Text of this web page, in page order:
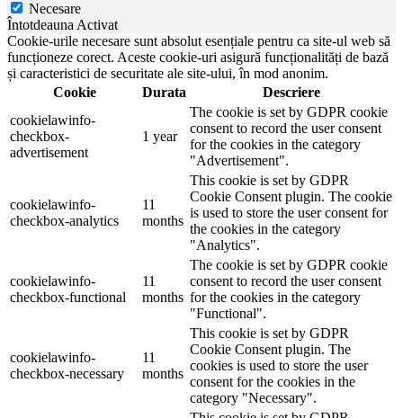
Necesare
Întotdeauna Activat
Cookie-urile necesare sunt absolut esențiale pentru ca site-ul web să
funcționeze corect. Aceste cookie-uri asigură funcționalități de bază
și caracteristici de securitate ale site-ului, în mod anonim.
Cookie
Durata
Descriere
cookielawinfo-
checkbox-
advertisement
1 year
The cookie is set by GDPR cookie
consent to record the user consent
for the cookies in the category
"Advertisement".
cookielawinfo-
checkbox-analytics
11
months
This cookie is set by GDPR
Cookie Consent plugin. The cookie
is used to store the user consent for
the cookies in the category
"Analytics".
cookielawinfo-
checkbox-functional
11
months
The cookie is set by GDPR cookie
consent to record the user consent
for the cookies in the category
"Functional".
cookielawinfo-
checkbox-necessary
11
months
This cookie is set by GDPR
Cookie Consent plugin. The
cookies is used to store the user
consent for the cookies in the
category "Necessary".